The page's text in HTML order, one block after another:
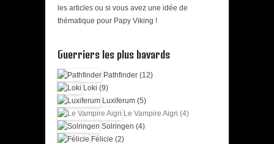
les articles ou si vous avez une idée de
thématique pour Papy Viking !
Guerriers les plus bavards
Pathfinder (12)
Loki (9)
Luxiferum (5)
Le Vampire Aigri (4)
Solringen (4)
Félicie (2)